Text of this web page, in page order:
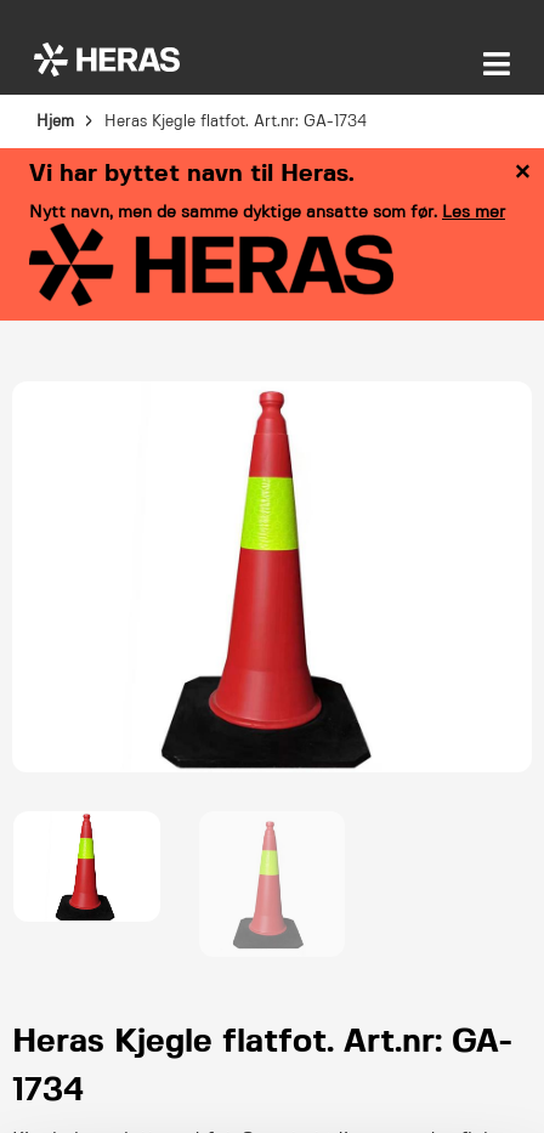
Hjem Heras Kjegle flatfot. Art.nr: GA-1734
×
Vi har byttet navn til Heras.
Nytt navn, men de samme dyktige ansatte som før. Les mer
Heras Kjegle flatfot. Art.nr: GA-
1734